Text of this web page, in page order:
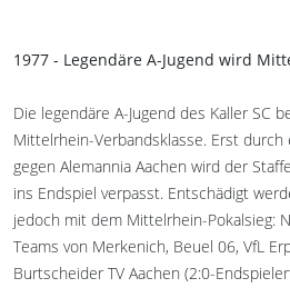
1977 - Legendäre A-Jugend wird
Die legendäre A-Jugend des Kaller SC
Mittelrhein-Verbandsklasse. Erst
gegen Alemannia Aachen wird der
ins Endspiel verpasst. Entschädigt
jedoch mit dem Mittelrhein-Pokalsieg:
Teams von Merkenich, Beuel 06, VfL
Burtscheider TV Aachen (2:0-